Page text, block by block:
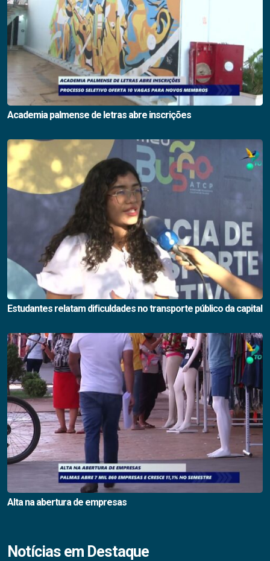
Academia palmense de letras abre inscrições
Estudantes relatam dificuldades no transporte público da capital
Alta na abertura de empresas
Notícias em Destaque